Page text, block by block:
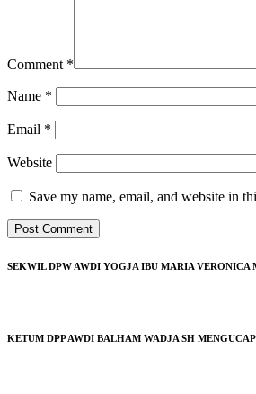
Comment *
Name *
Email *
Website
Save my name, email, and website in
SEKWIL DPW AWDI YOGJA IBU MARIA
KETUM DPP AWDI BALHAM WADJA SH